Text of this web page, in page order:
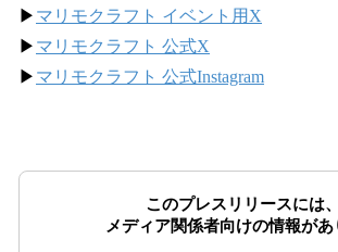
▶ マリモクラフト イベント用X
▶ マリモクラフト 公式X
▶ マリモクラフト 公式Instagram
このプレスリリースには、
メディア関係者向けの情報があ